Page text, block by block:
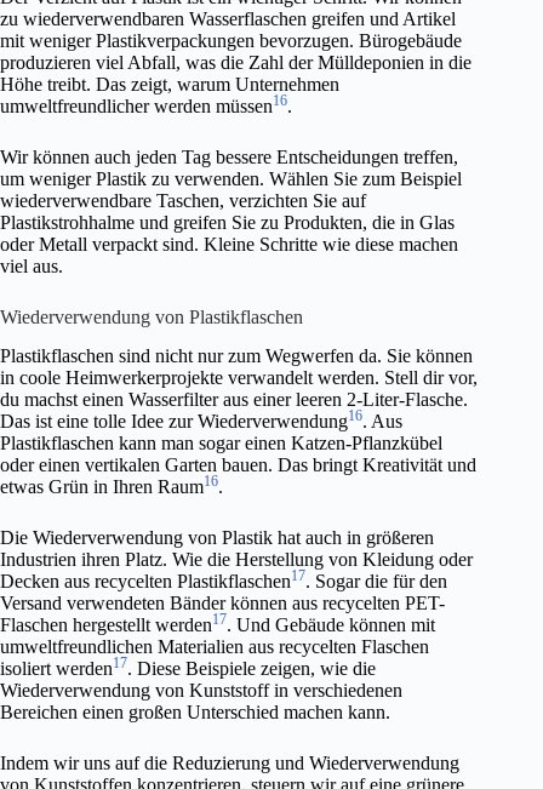
zu wiederverwendbaren Wasserflaschen greifen und Artikel
mit weniger Plastikverpackungen bevorzugen. Bürogebäude
produzieren viel Abfall, was die Zahl der Mülldeponien in die
Höhe treibt. Das zeigt, warum Unternehmen
umweltfreundlicher werden müssen16.
Wir können auch jeden Tag bessere Entscheidungen treffen,
um weniger Plastik zu verwenden. Wählen Sie zum Beispiel
wiederverwendbare Taschen, verzichten Sie auf
Plastikstrohhalme und greifen Sie zu Produkten, die in Glas
oder Metall verpackt sind. Kleine Schritte wie diese machen
viel aus.
Wiederverwendung von Plastikflaschen
Plastikflaschen sind nicht nur zum Wegwerfen da. Sie können
in coole Heimwerkerprojekte verwandelt werden. Stell dir vor,
du machst einen Wasserfilter aus einer leeren 2-Liter-Flasche.
Das ist eine tolle Idee zur Wiederverwendung16. Aus
Plastikflaschen kann man sogar einen Katzen-Pflanzkübel
oder einen vertikalen Garten bauen. Das bringt Kreativität und
etwas Grün in Ihren Raum16.
Die Wiederverwendung von Plastik hat auch in größeren
Industrien ihren Platz. Wie die Herstellung von Kleidung oder
Decken aus recycelten Plastikflaschen17. Sogar die für den
Versand verwendeten Bänder können aus recycelten PET-
Flaschen hergestellt werden17. Und Gebäude können mit
umweltfreundlichen Materialien aus recycelten Flaschen
isoliert werden17. Diese Beispiele zeigen, wie die
Wiederverwendung von Kunststoff in verschiedenen
Bereichen einen großen Unterschied machen kann.
Indem wir uns auf die Reduzierung und Wiederverwendung